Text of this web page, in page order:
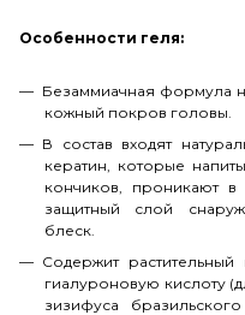
Особенности геля:
Безаммиачная формула
кожный покров головы.
В состав входят
кератин, которые
кончиков, проникают
защитный слой
блеск.
Содержит
гиалуроновую кислоту
зизифуса